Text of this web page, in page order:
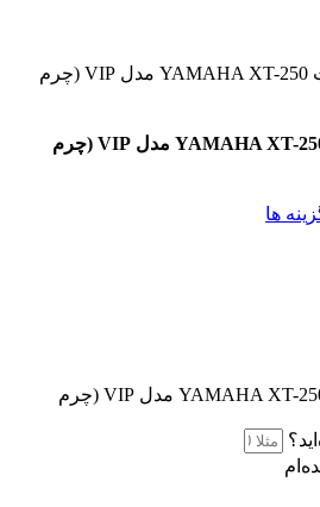
روکش زین موتورسیکلت YAMAHA XT-250 مدل VIP (چرم
ها
روکش زین موتورسیکلت YAMAHA XT-250 مدل VIP (چرم